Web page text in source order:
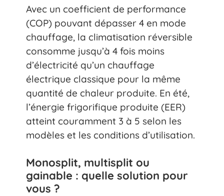
Avec un coefficient de performance
(COP) pouvant dépasser 4 en mode
chauffage, la climatisation réversible
consomme jusqu’à 4 fois moins
d’électricité qu’un chauffage
électrique classique pour la même
quantité de chaleur produite. En été,
l’énergie frigorifique produite (EER)
atteint couramment 3 à 5 selon les
modèles et les conditions d’utilisation.
Monosplit, multisplit ou
gainable : quelle solution pour
vous ?